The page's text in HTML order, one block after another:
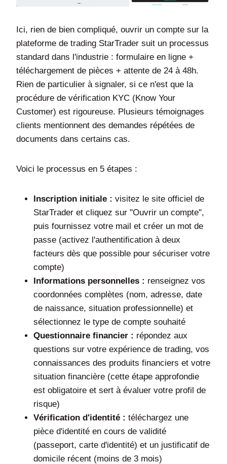
Ici, rien de bien compliqué, ouvrir un compte sur la
plateforme de trading StarTrader suit un processus
standard dans l'industrie : formulaire en ligne +
téléchargement de pièces + attente de 24 à 48h.
Rien de particulier à signaler, si ce n'est que la
procédure de vérification KYC (Know Your
Customer) est rigoureuse. Plusieurs témoignages
clients mentionnent des demandes répétées de
documents dans certains cas.
Voici le processus en 5 étapes :
Inscription initiale : visitez le site officiel de
StarTrader et cliquez sur "Ouvrir un compte",
puis fournissez votre mail et créer un mot de
passe (activez l'authentification à deux
facteurs dès que possible pour sécuriser votre
compte)
Informations personnelles : renseignez vos
coordonnées complètes (nom, adresse, date
de naissance, situation professionnelle) et
sélectionnez le type de compte souhaité
Questionnaire financier : répondez aux
questions sur votre expérience de trading, vos
connaissances des produits financiers et votre
situation financière (cette étape approfondie
est obligatoire et sert à évaluer votre profil de
risque)
Vérification d'identité : téléchargez une
pièce d'identité en cours de validité
(passeport, carte d'identité) et un justificatif de
domicile récent (moins de 3 mois)